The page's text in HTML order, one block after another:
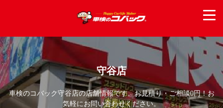
守谷店
車検のコバック守谷店の店舗情報です。お見積り・ご相談0円！お
気軽にお問い合わせください。